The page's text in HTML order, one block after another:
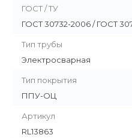
ГОСТ / ТУ
ГОСТ 30732-2006 / ГОСТ
Тип трубы
Электросварная
Тип покрытия
ППУ-ОЦ
Артикул
RL13863